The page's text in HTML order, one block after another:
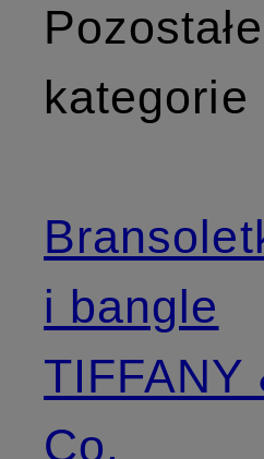
Pozostałe
kategorie
i bangle
TIFFANY
Co.